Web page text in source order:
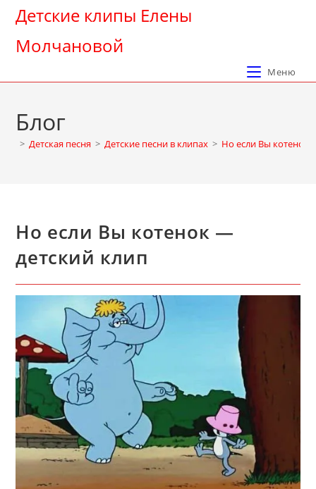
Перейти
содержимому
Детские клипы Елены
Молчановой
Меню
Блог
> Детская песня > Детские песни в клипах > Но если Вы котенок
Но если Вы котенок —
детский клип